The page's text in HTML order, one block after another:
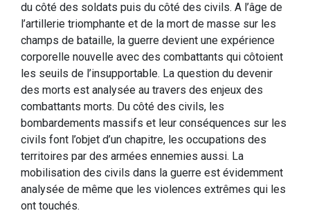
du côté des soldats puis du côté des civils. A l’âge de
l’artillerie triomphante et de la mort de masse sur les
champs de bataille, la guerre devient une expérience
corporelle nouvelle avec des combattants qui côtoient
les seuils de l’insupportable. La question du devenir
des morts est analysée au travers des enjeux des
combattants morts. Du côté des civils, les
bombardements massifs et leur conséquences sur les
civils font l’objet d’un chapitre, les occupations des
territoires par des armées ennemies aussi. La
mobilisation des civils dans la guerre est évidemment
analysée de même que les violences extrêmes qui les
ont touchés.